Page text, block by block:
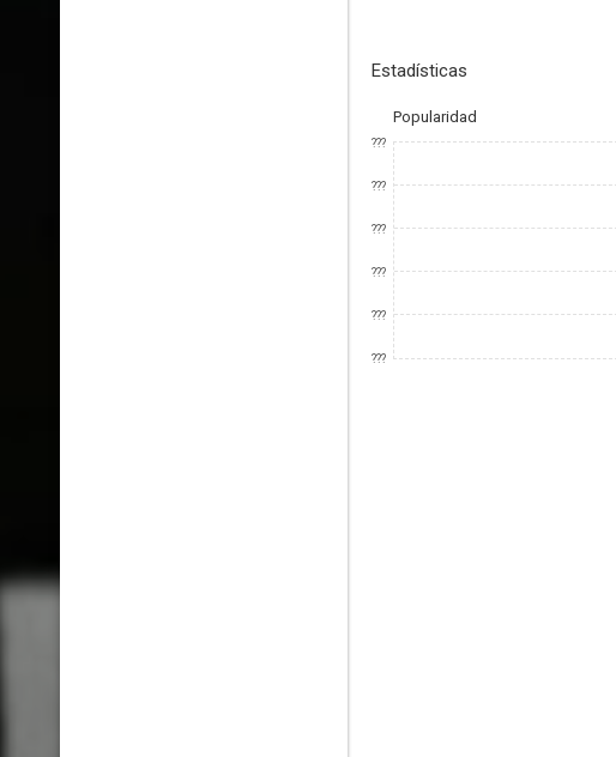
Estadísticas
Popularidad
???
???
???
???
???
???